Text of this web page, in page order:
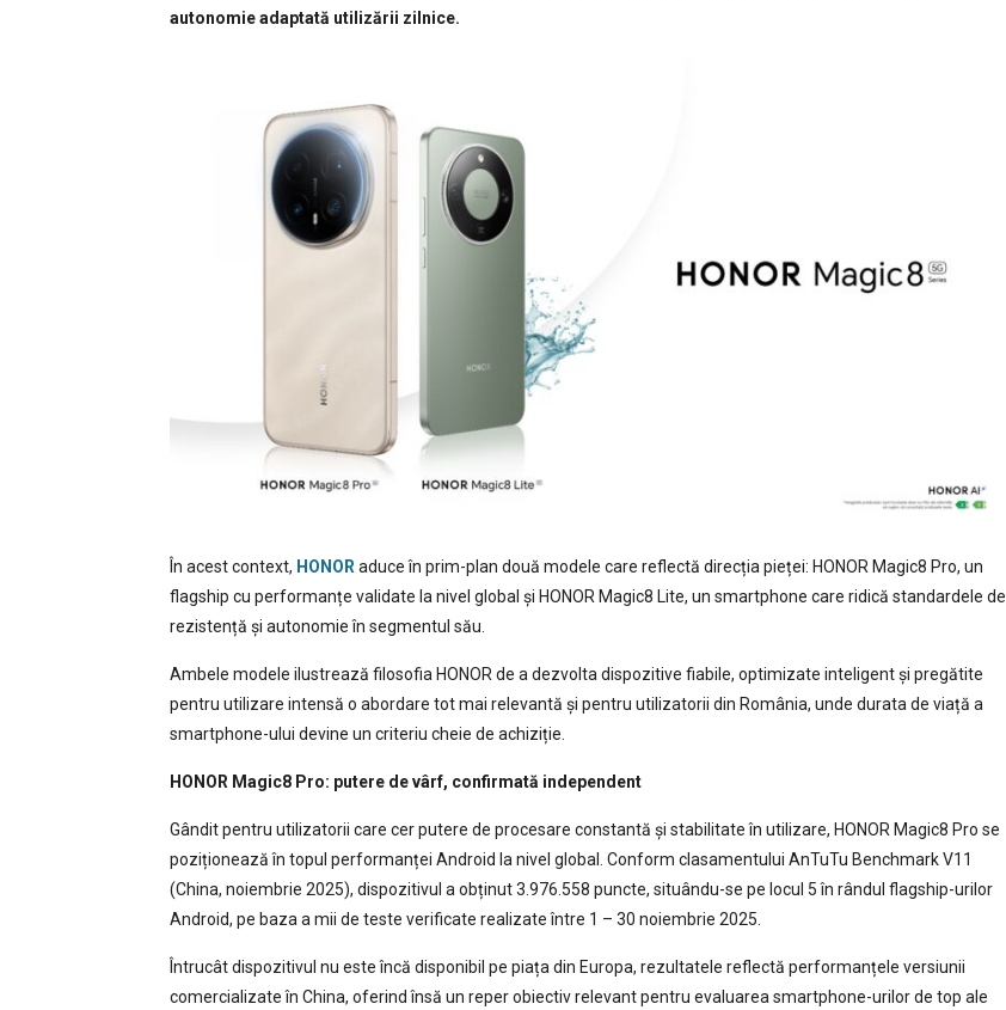
autonomie adaptată utilizării zilnice.
În acest context, HONOR aduce în prim-plan două modele care reflectă direcția pieței: HONOR Magic8 Pro, un
flagship cu performanțe validate la nivel global și HONOR Magic8 Lite, un smartphone care ridică standardele de
rezistență și autonomie în segmentul său.
Ambele modele ilustrează filosofia HONOR de a dezvolta dispozitive fiabile, optimizate inteligent și pregătite
pentru utilizare intensă o abordare tot mai relevantă și pentru utilizatorii din România, unde durata de viață a
smartphone-ului devine un criteriu cheie de achiziție.
HONOR Magic8 Pro: putere de vârf, confirmată independent
Gândit pentru utilizatorii care cer putere de procesare constantă și stabilitate în utilizare, HONOR Magic8 Pro se
poziționează în topul performanței Android la nivel global. Conform clasamentului AnTuTu Benchmark V11
(China, noiembrie 2025), dispozitivul a obținut 3.976.558 puncte, situându-se pe locul 5 în rândul flagship-urilor
Android, pe baza a mii de teste verificate realizate între 1 – 30 noiembrie 2025.
Întrucât dispozitivul nu este încă disponibil pe piața din Europa, rezultatele reflectă performanțele versiunii
comercializate în China, oferind însă un reper obiectiv relevant pentru evaluarea smartphone-urilor de top ale